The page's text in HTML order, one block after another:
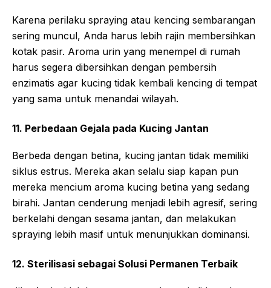
Karena perilaku spraying atau kencing sembarangan
sering muncul, Anda harus lebih rajin membersihkan
kotak pasir. Aroma urin yang menempel di rumah
harus segera dibersihkan dengan pembersih
enzimatis agar kucing tidak kembali kencing di tempat
yang sama untuk menandai wilayah.
11. Perbedaan Gejala pada Kucing Jantan
Berbeda dengan betina, kucing jantan tidak memiliki
siklus estrus. Mereka akan selalu siap kapan pun
mereka mencium aroma kucing betina yang sedang
birahi. Jantan cenderung menjadi lebih agresif, sering
berkelahi dengan sesama jantan, dan melakukan
spraying lebih masif untuk menunjukkan dominansi.
12. Sterilisasi sebagai Solusi Permanen Terbaik